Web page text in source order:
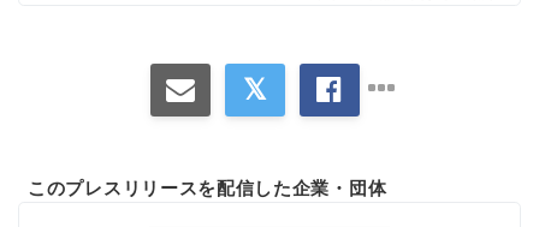
このプレスリリースを配信した企業・団体